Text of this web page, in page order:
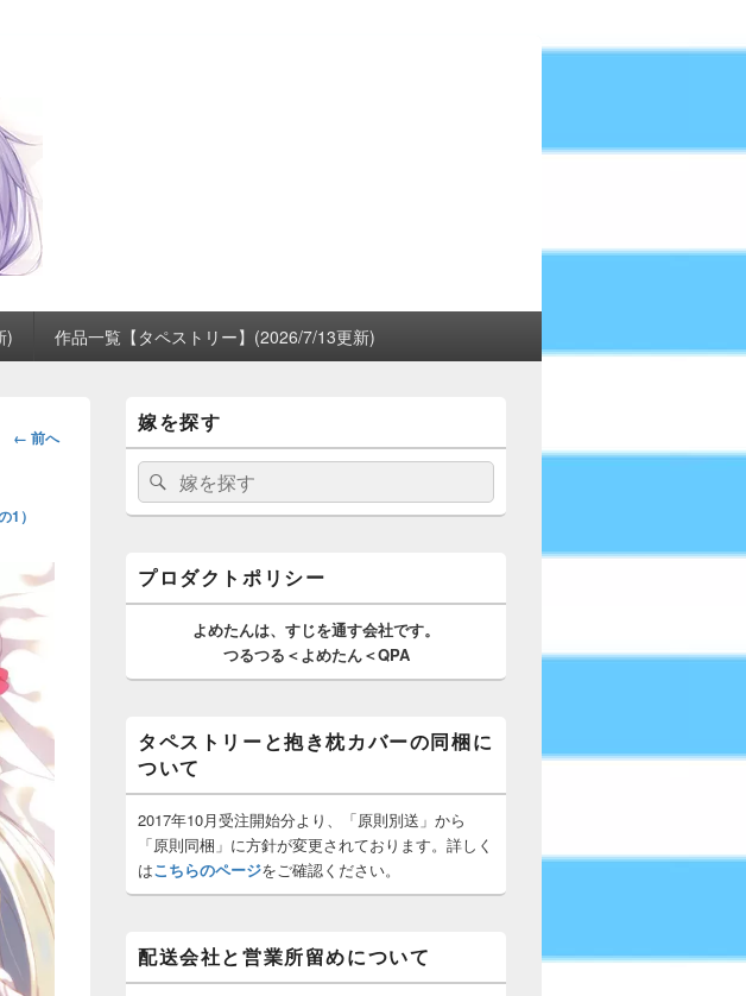
) 作品一覧【タペストリー】(2026/7/13更新)
画
ビ
シ
ョ
ン
← 前へ
1）
イ
ン
サ
ド
ウ
ィ
ト
ア
嫁を探す
検
索:
検
索
プロダクトポリシー
よめたんは、 すじを通す会社です。
つるつる＜よめたん＜QPA
タペストリーと抱き枕カバーの同梱に
ついて
2017年10月受注開始分より、「原則別送」から
「原則同梱」に方針が変更されております。詳しく
はこちらのページをご確認ください。
配送会社と営業所留めについて